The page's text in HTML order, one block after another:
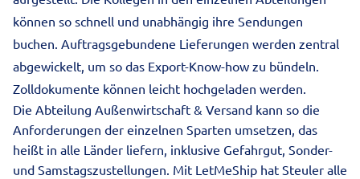
können so schnell und unabhängig ihre Sendungen
buchen. Auftragsgebundene Lieferungen werden zentral
abgewickelt, um so das Export-Know-how zu bündeln.
Zolldokumente können leicht hochgeladen werden.
Die Abteilung Außenwirtschaft & Versand kann so die
Anforderungen der einzelnen Sparten umsetzen, das
heißt in alle Länder liefern, inklusive Gefahrgut, Sonder-
und Samstagszustellungen. Mit LetMeShip hat Steuler alle